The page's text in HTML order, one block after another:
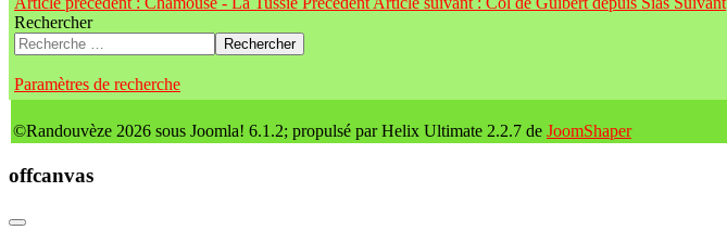
Rechercher
Rechercher
Paramètres de recherche
©Randouvèze 2026 sous Joomla! 6.1.2; propulsé par Helix Ultimate 2.2.7 de JoomShaper
offcanvas